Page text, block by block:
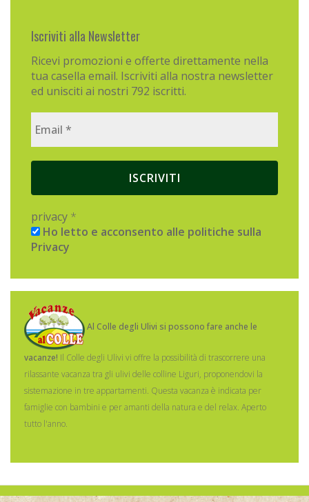
Iscriviti alla Newsletter
Ricevi promozioni e offerte direttamente nella
tua casella email. Iscriviti alla nostra newsletter
ed unisciti ai nostri 792 iscritti.
privacy *
Ho letto e acconsento alle politiche sulla
Privacy
Al Colle degli Ulivi si possono fare anche le
vacanze! Il Colle degli Ulivi vi offre la possibilità di trascorrere una
rilassante vacanza tra gli ulivi delle colline Liguri, proponendovi la
sistemazione in tre appartamenti. Questa vacanza è indicata per
famiglie con bambini e per amanti della natura e del relax. Aperto
tutto l'anno.